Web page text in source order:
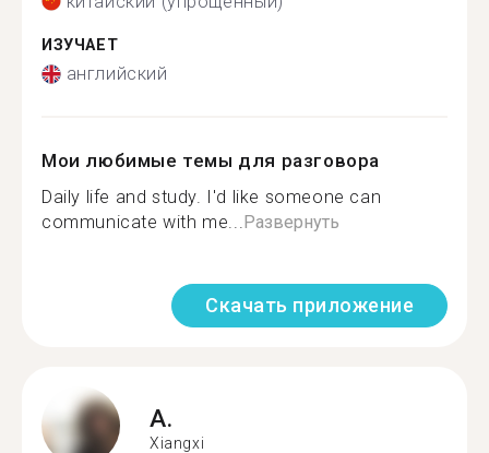
ИЗУЧАЕТ
английский
Мои любимые темы для разговора
Daily life and study. I'd like someone can
communicate with me...Развернуть
Скачать приложение
A.
Xiangxi